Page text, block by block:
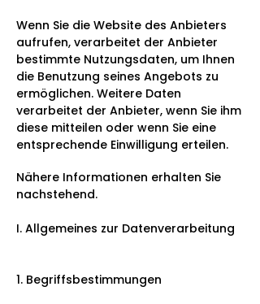
Wenn Sie die Website des Anbieters
aufrufen, verarbeitet der Anbieter
bestimmte Nutzungsdaten, um Ihnen
die Benutzung seines Angebots zu
ermöglichen. Weitere Daten
verarbeitet der Anbieter, wenn Sie ihm
diese mitteilen oder wenn Sie eine
entsprechende Einwilligung erteilen.
Nähere Informationen erhalten Sie
nachstehend.
I. Allgemeines zur Datenverarbeitung
1. Begriffsbestimmungen